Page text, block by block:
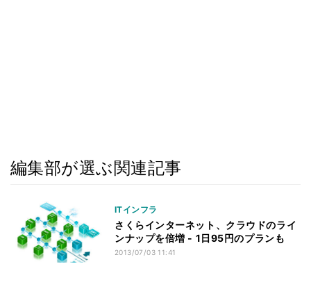
編集部が選ぶ関連記事
ITインフラ
さくらインターネット、クラウドのライ
ンナップを倍増 - 1日95円のプランも
2013/07/03 11:41